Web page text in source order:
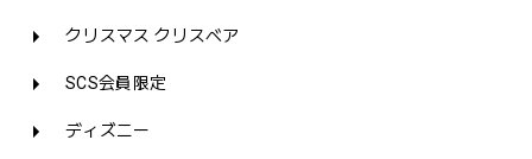
クリスマス クリスベア
SCS会員限定
ディズニー